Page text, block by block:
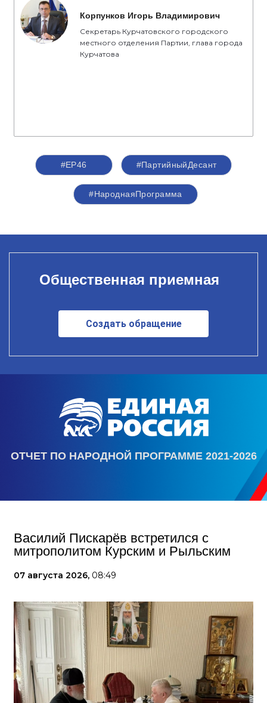
Корпунков Игорь Владимирович
Секретарь Курчатовского городского
местного отделения Партии, глава города
Курчатова
#ЕР46 #ПартийныйДесант
#НароднаяПрограмма
Общественная приемная
Создать обращение
ОТЧЕТ ПО НАРОДНОЙ ПРОГРАММЕ 2021-2026
Василий Пискарёв встретился с
митрополитом Курским и Рыльским
07 августа 2026, 08:49